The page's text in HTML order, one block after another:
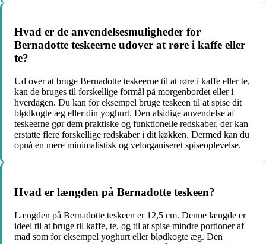
Hvad er de anvendelsesmuligheder for
Bernadotte teskeerne udover at røre i kaffe eller
te?
Ud over at bruge Bernadotte teskeerne til at røre i kaffe eller te,
kan de bruges til forskellige formål på morgenbordet eller i
hverdagen. Du kan for eksempel bruge teskeen til at spise dit
blødkogte æg eller din yoghurt. Den alsidige anvendelse af
teskeerne gør dem praktiske og funktionelle redskaber, der kan
erstatte flere forskellige redskaber i dit køkken. Dermed kan du
opnå en mere minimalistisk og velorganiseret spiseoplevelse.
Hvad er længden på Bernadotte teskeen?
Længden på Bernadotte teskeen er 12,5 cm. Denne længde er
ideel til at bruge til kaffe, te, og til at spise mindre portioner af
mad som for eksempel yoghurt eller blødkogte æg. Den